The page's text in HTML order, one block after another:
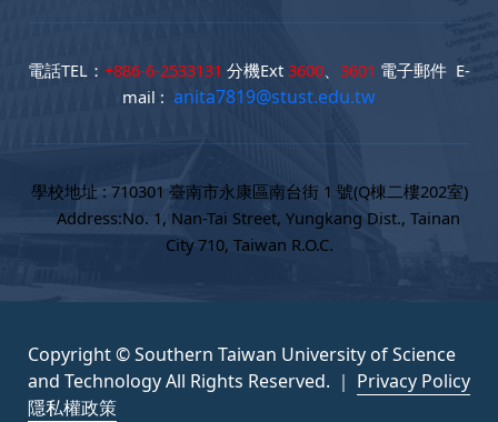
電話TEL： +886-6-2533131 分機Ext 3600 3601 電子郵件 E-
mail : anita7819@stust.edu.tw
學校地址 : 710301 臺南市永康區南台街 1 號(Q棟二樓202室)
Address:No. 1, Nan-Tai Street, Yungkang Dist., Tainan
City 710, Taiwan R.O.C.
Copyright © Southern Taiwan University of Science
and Technology All Rights Reserved. ｜ Privacy Policy
隱私權政策